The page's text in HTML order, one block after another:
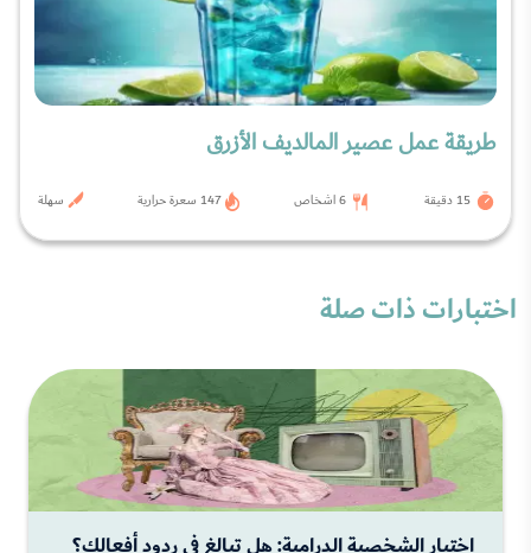
طريقة عمل عصير المالديف الأزرق
15 دقيقة 6 اشخاص 147 سعرة حرارية سهلة
اختبارات ذات صلة
اختبار الشخصية الدرامية: هل تبالغ في ردود أفعالك؟